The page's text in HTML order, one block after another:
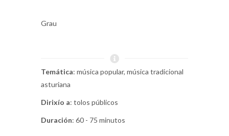
Grau
Temática: música popular, música tradicional
asturiana
Dirixío a: tolos públicos
Duración: 60 - 75 minutos